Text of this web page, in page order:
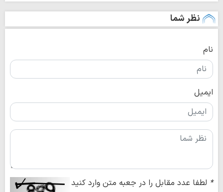
نظر شما
نام
ایمیل
* لطفا عدد مقابل را در جعبه متن وارد کنید